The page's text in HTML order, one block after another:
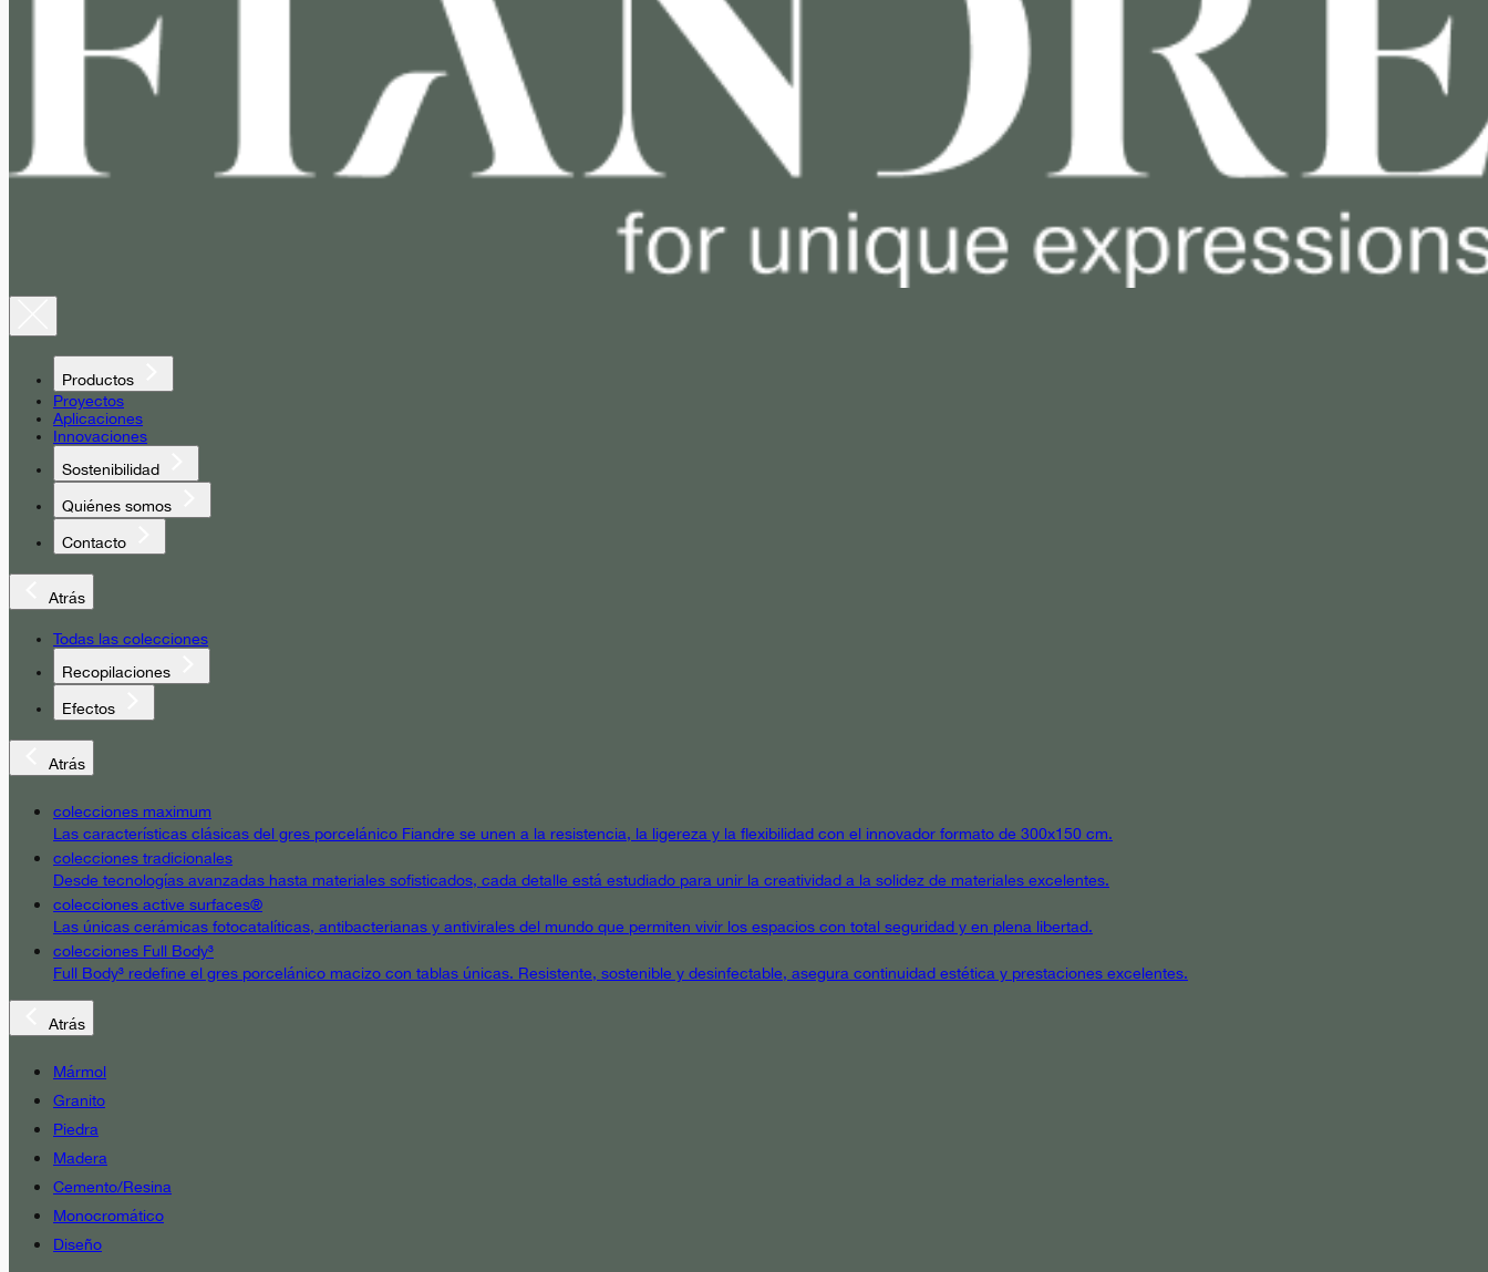
Productos
Proyectos
Aplicaciones
Innovaciones
Sostenibilidad
Quiénes somos
Contacto
Atrás
Todas las colecciones
Recopilaciones
Efectos
Atrás
colecciones maximum
Las características clásicas del gres porcelánico Fiandre se unen a la resistencia, la ligereza y la flexibilidad con el innovador formato de 300x150 cm.
colecciones tradicionales
Desde tecnologías avanzadas hasta materiales sofisticados, cada detalle está estudiado para unir la creatividad a la solidez de materiales excelentes.
colecciones active surfaces®
Las únicas cerámicas fotocatalíticas, antibacterianas y antivirales del mundo que permiten vivir los espacios con total seguridad y en plena libertad.
colecciones Full Body³
Full Body³ redefine el gres porcelánico macizo con tablas únicas. Resistente, sostenible y desinfectable, asegura continuidad estética y prestaciones excelentes.
Atrás
Mármol
Granito
Piedra
Madera
Cemento/Resina
Monocromático
Diseño